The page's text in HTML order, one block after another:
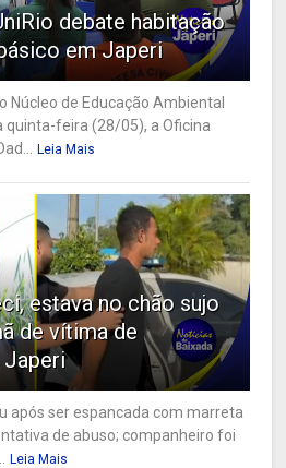
debate habitação
em Japeri
Núcleo de Educação Ambiental
quinta-feira (28/05), a Oficina
Leia Mais
estava no chão sujo
de vítima de
após ser espancada com marreta
de abuso; companheiro foi
Leia Mais